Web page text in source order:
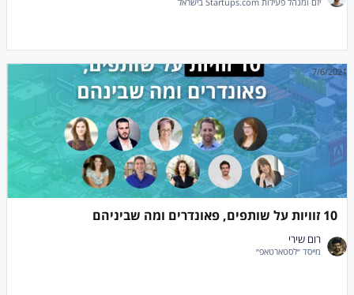
10 זוויות על שותפים, פאונדרים ומה שביניהם
רום שירי
מייסד ״לסטארטאפ״
7/6/2021